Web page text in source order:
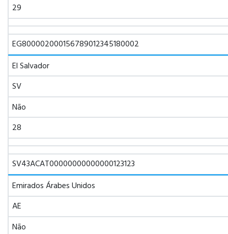
29
EG800002000156789012345180002
El Salvador
SV
Não
28
SV43ACAT00000000000000123123
Emirados Árabes Unidos
AE
Não